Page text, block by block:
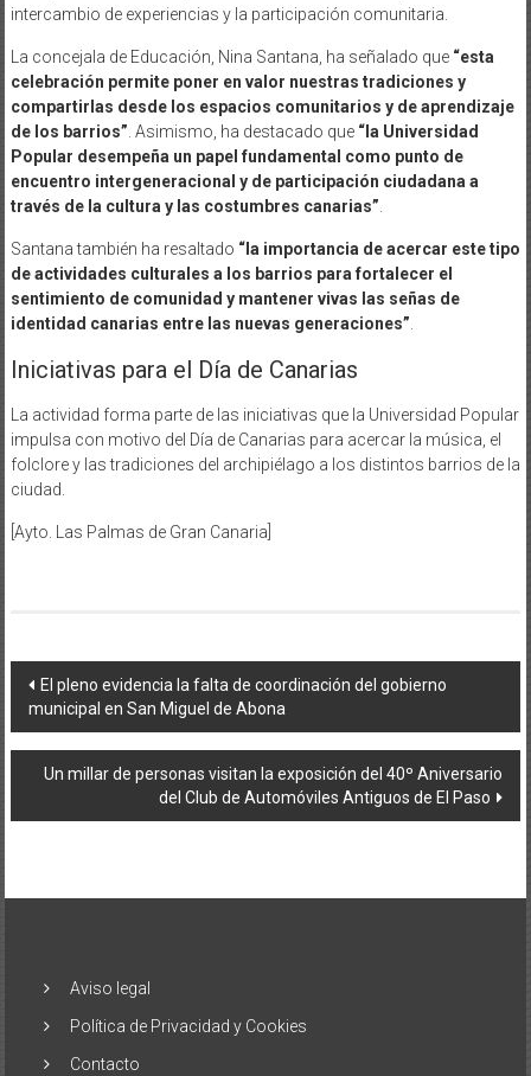
intercambio de experiencias y la participación comunitaria.
La concejala de Educación, Nina Santana, ha señalado que “esta
celebración permite poner en valor nuestras tradiciones y
compartirlas desde los espacios comunitarios y de aprendizaje
de los barrios” . Asimismo, ha destacado que “la Universidad
Popular desempeña un papel fundamental como punto de
encuentro intergeneracional y de participación ciudadana a
través de la cultura y las costumbres canarias”
Santana también ha resaltado “la importancia de acercar este tipo
de actividades culturales a los barrios para fortalecer el
sentimiento de comunidad y mantener vivas las señas de
identidad canarias entre las nuevas generaciones”
Iniciativas para el Día de Canarias
La actividad forma parte de las iniciativas que la Universidad Popular
impulsa con motivo del Día de Canarias para acercar la música, el
folclore y las tradiciones del archipiélago a los distintos barrios de la
ciudad.
[Ayto. Las Palmas de Gran Canaria]
Navegación
de
entradas
El pleno evidencia la falta de coordinación del gobierno
municipal en San Miguel de Abona
Un millar de personas visitan la exposición del 40º Aniversario
del Club de Automóviles Antiguos de El Paso
Aviso legal
Política de Privacidad y Cookies
Contacto